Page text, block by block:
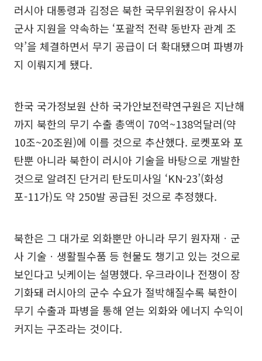
러시아 대통령과 김정은 북한 국무위원장이 유사시
군사 지원을 약속하는 ‘포괄적 전략 동반자 관계 조
약’을 체결하면서 무기 공급이 더 확대됐으며 파병까
지 이뤄지게 됐다.
한국 국가정보원 산하 국가안보전략연구원은 지난해
까지 북한의 무기 수출 총액이 70억~138억달러(약
10조~20조원)에 이를 것으로 추산했다. 로켓포와 포
탄뿐 아니라 북한이 러시아 기술을 바탕으로 개발한
것으로 알려진 단거리 탄도미사일 ‘KN-23’(화성
포-11가)도 약 250발 공급된 것으로 추정했다.
북한은 그 대가로 외화뿐만 아니라 무기 원자재ㆍ군
사 기술ㆍ생활필수품 등 현물도 챙기고 있는 것으로
보인다고 닛케이는 설명했다. 우크라이나 전쟁이 장
기화돼 러시아의 군수 수요가 절박해질수록 북한이
무기 수출과 파병을 통해 얻는 외화와 에너지 수익이
커지는 구조라는 것이다.